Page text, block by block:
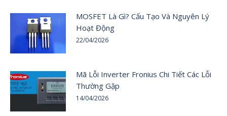
MOSFET Là Gì? Cấu Tạo Và Nguyên Lý
Hoạt Động
22/04/2026
Mã Lỗi Inverter Fronius Chi Tiết Các Lỗi
Thường Gặp
14/04/2026